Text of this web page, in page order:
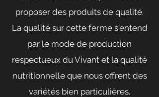
proposer des produits de qualité.
La qualité sur cette ferme s'entend
par le mode de production
respectueux du Vivant et la qualité
nutritionnelle que nous offrent des
variétés bien particulières.